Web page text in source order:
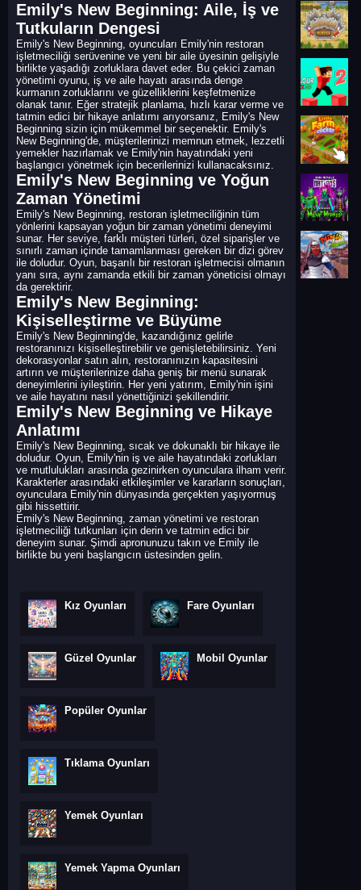
Emily's New Beginning: Aile, İş ve
Tutkuların Dengesi
Emily's New Beginning, oyuncuları Emily'nin restoran
işletmeciliği serüvenine ve yeni bir aile üyesinin gelişiyle
birlikte yaşadığı zorluklara davet eder. Bu çekici zaman
yönetimi oyunu, iş ve aile hayatı arasında denge
kurmanın zorluklarını ve güzelliklerini keşfetmenize
olanak tanır. Eğer stratejik planlama, hızlı karar verme ve
tatmin edici bir hikaye anlatımı arıyorsanız, Emily's New
Beginning sizin için mükemmel bir seçenektir. Emily's
New Beginning'de, müşterilerinizi memnun etmek, lezzetli
yemekler hazırlamak ve Emily'nin hayatındaki yeni
başlangıcı yönetmek için becerilerinizi kullanacaksınız.
Emily's New Beginning ve Yoğun
Zaman Yönetimi
Emily's New Beginning, restoran işletmeciliğinin tüm
yönlerini kapsayan yoğun bir zaman yönetimi deneyimi
sunar. Her seviye, farklı müşteri türleri, özel siparişler ve
sınırlı zaman içinde tamamlanması gereken bir dizi görev
ile doludur. Oyun, başarılı bir restoran işletmecisi olmanın
yanı sıra, aynı zamanda etkili bir zaman yöneticisi olmayı
da gerektirir.
Emily's New Beginning:
Kişiselleştirme ve Büyüme
Emily's New Beginning'de, kazandığınız gelirle
restoranınızı kişiselleştirebilir ve genişletebilirsiniz. Yeni
dekorasyonlar satın alın, restoranınızın kapasitesini
artırın ve müşterilerinize daha geniş bir menü sunarak
deneyimlerini iyileştirin. Her yeni yatırım, Emily'nin işini
ve aile hayatını nasıl yönettiğinizi şekillendirir.
Emily's New Beginning ve Hikaye
Anlatımı
Emily's New Beginning, sıcak ve dokunaklı bir hikaye ile
doludur. Oyun, Emily'nin iş ve aile hayatındaki zorlukları
ve mutlulukları arasında gezinirken oyunculara ilham verir.
Karakterler arasındaki etkileşimler ve kararların sonuçları,
oyunculara Emily'nin dünyasında gerçekten yaşıyormuş
gibi hissettirir.
Emily's New Beginning, zaman yönetimi ve restoran
işletmeciliği tutkunları için derin ve tatmin edici bir
deneyim sunar. Şimdi apronunuzu takın ve Emily ile
birlikte bu yeni başlangıcın üstesinden gelin.
Kız Oyunları Fare Oyunları
Güzel Oyunlar Mobil Oyunlar
Popüler Oyunlar
Tıklama Oyunları
Yemek Oyunları
Yemek Yapma Oyunları